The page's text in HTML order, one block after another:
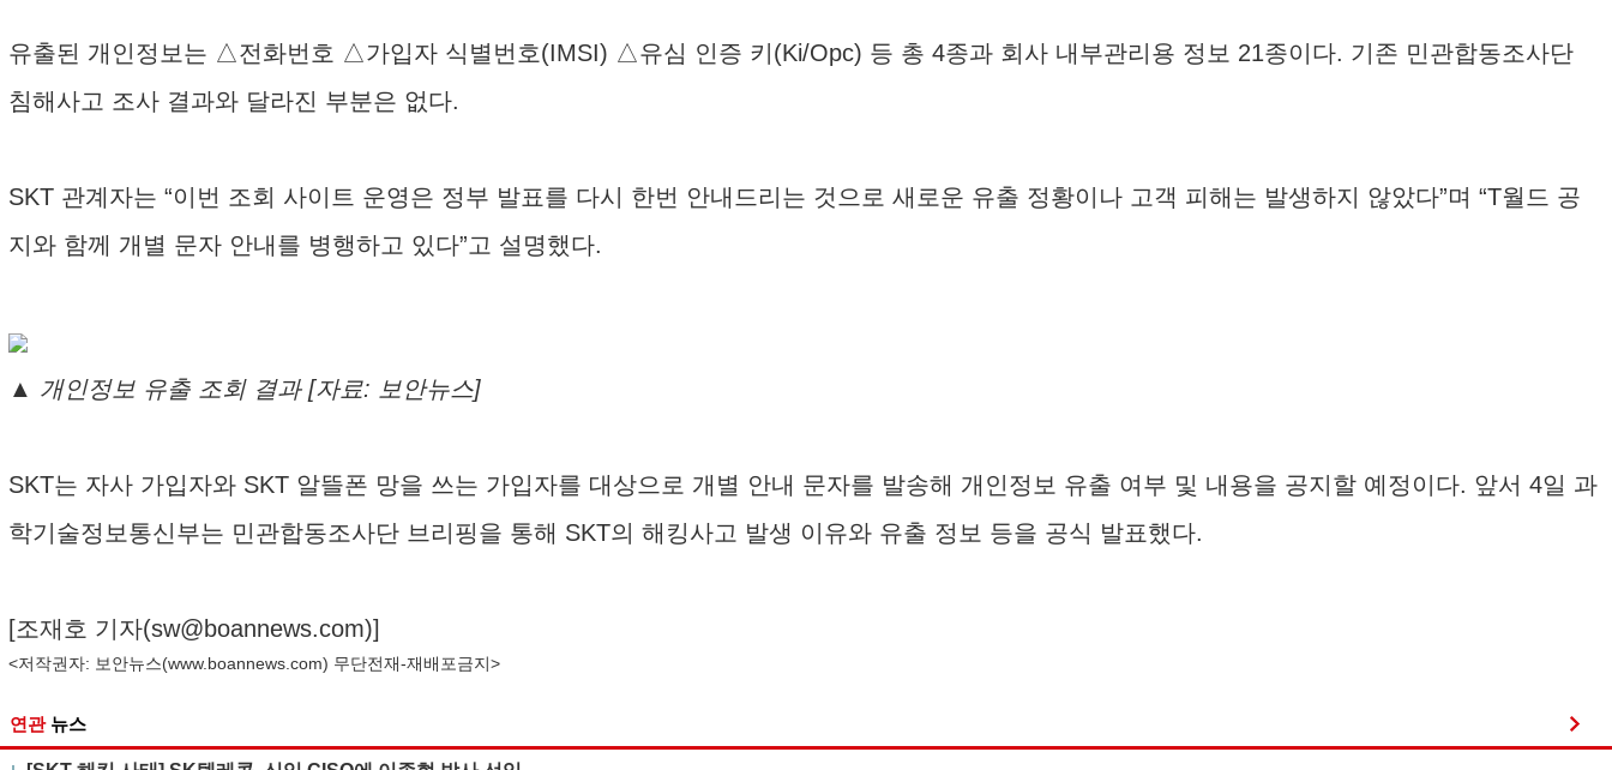
유출된 개인정보는 △전화번호 △가입자 식별번호(IMSI) △유심 인증 키(Ki/Opc) 등 총 4종과 회사 내부관리용 정보 21종이다. 기존 민관합동조사단
침해사고 조사 결과와 달라진 부분은 없다.
SKT 관계자는 “이번 조회 사이트 운영은 정부 발표를 다시 한번 안내드리는 것으로 새로운 유출 정황이나 고객 피해는 발생하지 않았다”며 “T월드 공
지와 함께 개별 문자 안내를 병행하고 있다”고 설명했다.
▲ 개인정보 유출 조회 결과 [자료: 보안뉴스]
SKT는 자사 가입자와 SKT 알뜰폰 망을 쓰는 가입자를 대상으로 개별 안내 문자를 발송해 개인정보 유출 여부 및 내용을 공지할 예정이다. 앞서 4일 과
학기술정보통신부는 민관합동조사단 브리핑을 통해 SKT의 해킹사고 발생 이유와 유출 정보 등을 공식 발표했다.
[조재호 기자(sw@boannews.com)]
<저작권자: 보안뉴스(www.boannews.com) 무단전재-재배포금지>
연관 뉴스